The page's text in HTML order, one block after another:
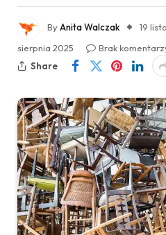
ByAnita Walczak 19
sierpnia 2025
Brak
Share